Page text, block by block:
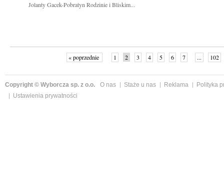
Jolanty Gacek-Pobratyn Rodzinie i Bliskim...
« poprzednie 1 2 3 4 5 6 7 ... 102
Copyright © Wyborcza sp. z o.o. O nas Staże u nas Reklama
Polityka
Ustawienia prywatności